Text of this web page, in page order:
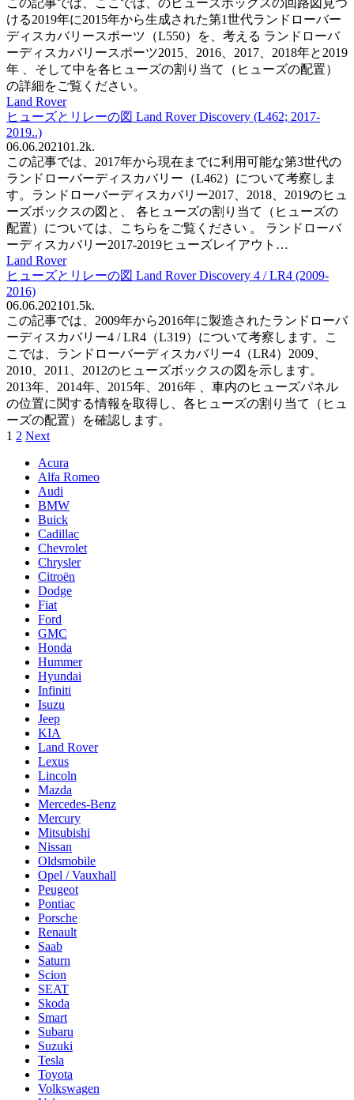
ける2019年に2015年から生成された第1世代ランドローバー
ディスカバリースポーツ（L550）を、考える ランドローバ
ーディスカバリースポーツ2015、2016、2017、2018年と2019
年 、そして中を各ヒューズの割り当て（ヒューズの配置）
の詳細をご覧ください。
Land Rover
ヒューズとリレーの図 Land Rover Discovery (L462; 2017-
2019..)
06.06.202101.2k.
この記事では、2017年から現在までに利用可能な第3世代の
ランドローバーディスカバリー（L462）について考察しま
す。ランドローバーディスカバリー2017、2018、2019のヒュ
ーズボックスの図と、 各ヒューズの割り当て（ヒューズの
配置）については、こちらをご覧ください 。 ランドローバ
ーディスカバリー2017-2019ヒューズレイアウト…
Land Rover
ヒューズとリレーの図 Land Rover Discovery 4 / LR4 (2009-
2016)
06.06.202101.5k.
この記事では、2009年から2016年に製造されたランドローバ
ーディスカバリー4 / LR4（L319）について考察します。こ
こでは、ランドローバーディスカバリー4（LR4）2009、
2010、2011、2012のヒューズボックスの図を示します。
2013年、2014年、2015年、2016年 、車内のヒューズパネル
の位置に関する情報を取得し、各ヒューズの割り当て（ヒュ
ーズの配置）を確認します。
Posts
1 2 Next
Acura
Alfa Romeo
Audi
BMW
Buick
Cadillac
Chevrolet
Chrysler
Citroën
Dodge
Fiat
Ford
GMC
Honda
Hummer
Hyundai
Infiniti
Isuzu
Jeep
KIA
Land Rover
Lexus
Lincoln
Mazda
Mercedes-Benz
Mercury
Mitsubishi
Nissan
Oldsmobile
Opel / Vauxhall
Peugeot
Pontiac
Porsche
Renault
Saab
Saturn
Scion
SEAT
Skoda
Smart
Subaru
Suzuki
Tesla
Toyota
Volkswagen